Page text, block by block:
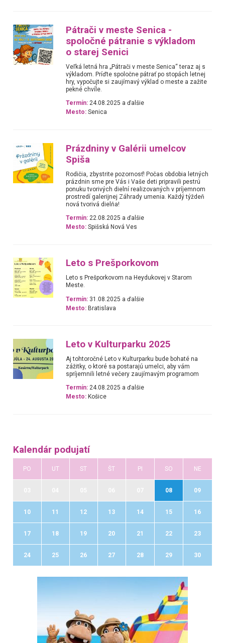
Pátrači v meste Senica -
spoločné pátranie s výkladom
o starej Senici
Veľká letná hra „Pátrači v meste Senica“ teraz aj s
výkladom. Príďte spoločne pátrať po stopách letnej
hry, vypočujte si zaujímavý výklad o meste a zažite
pekné chvíle.
Termín: 24.08.2025 a ďalšie
Mesto: Senica
Prázdniny v Galérii umelcov
Spiša
Rodičia, zbystrite pozornosť! Počas obdobia letných
prázdnin sme pre Vás i Vaše deti pripravili pestrú
ponuku tvorivých dielní realizovaných v príjemnom
prostredí galerijnej Záhrady umenia. Každý týždeň
nová tvorivá dielňa!
Termín: 22.08.2025 a ďalšie
Mesto: Spišská Nová Ves
Leto s Prešporkovom
Leto s Prešporkovom na Heydukovej v Starom
Meste.
Termín: 31.08.2025 a ďalšie
Mesto: Bratislava
Leto v Kulturparku 2025
Aj tohtoročné Leto v Kulturparku bude bohaté na
zážitky, o ktoré sa postarajú umelci, aby vám
spríjemnili letné večery zaujímavým programom
Termín: 24.08.2025 a ďalšie
Mesto: Košice
Kalendár podujatí
PO UT ST ŠT PI SO NE
08 09
10 11 12 13 14 15 16
17 18 19 20 21 22 23
24 25 26 27 28 29 30